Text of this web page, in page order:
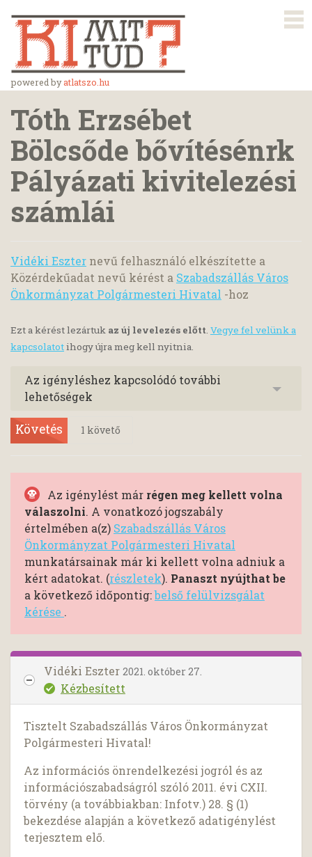
powered byatlatszo.hu
Tóth Erzsébet
Bölcsőde bővítésénrk
Pályázati kivitelezési
számlái
Vidéki Eszter nevű felhasználó elkészítette a
Közérdekűadat nevű kérést a Szabadszállás Város
Önkormányzat Polgármesteri Hivatal -hoz
Ezt a kérést lezártuk az új levelezés előtt. Vegye fel velünk a
kapcsolatotihogy újra meg kell nyitnia.
Az igényléshez kapcsolódó további
lehetőségek
Követés 1 követő
Az igénylést már régen meg kellett volna
válaszolni. A vonatkozó jogszabály
értelmében a(z) Szabadszállás Város
Önkormányzat Polgármesteri Hivatal
munkatársainak már ki kellett volna adniuk a
kért adatokat. (részletek). Panaszt nyújthat be
a következő időpontig:belső felülvizsgálat
kérése .
Vidéki Eszter 2021. október 27.
Kézbesített
Tisztelt Szabadszállás Város Önkormányzat
Polgármesteri Hivatal!
Az információs önrendelkezési jogról és az
információszabadságról szóló 2011. évi CXII.
törvény (a továbbiakban: Infotv.) 28. § (1)
bekezdése alapján a következő adatigénylést
terjesztem elő.